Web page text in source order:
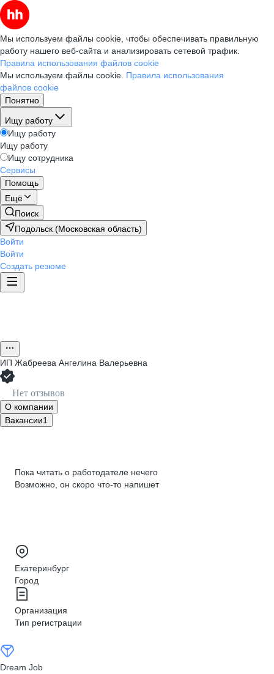
Мы используем файлы cookie, чтобы обеспечивать правильную
работу нашего веб-сайта и анализировать сетевой трафик.
Правила использования файлов cookie
Мы используем файлы cookie. Правила использования
файлов cookie
Понятно
Ищу работу
Ищу работу
Ищу работу
Ищу сотрудника
Сервисы
Помощь
Ещё
Поиск
Подольск (Московская область)
Войти
Войти
Создать резюме
ИП Жабреева Ангелина Валерьевна
Нет отзывов
О компании
Вакансии1
Пока читать о работодателе нечего
Возможно, он скоро что‑то напишет
Екатеринбург
Город
Организация
Тип регистрации
Dream Job